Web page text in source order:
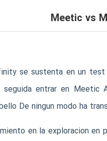
Meetic vs
se sustenta en un test
entrar en
De ningun modo ha
en la exploracion en